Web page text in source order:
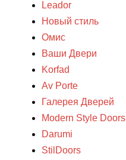
Leador
Новый стиль
Омис
Ваши Двери
Korfad
Av Porte
Галерея Дверей
Modern Style Doors
Darumi
StilDoors